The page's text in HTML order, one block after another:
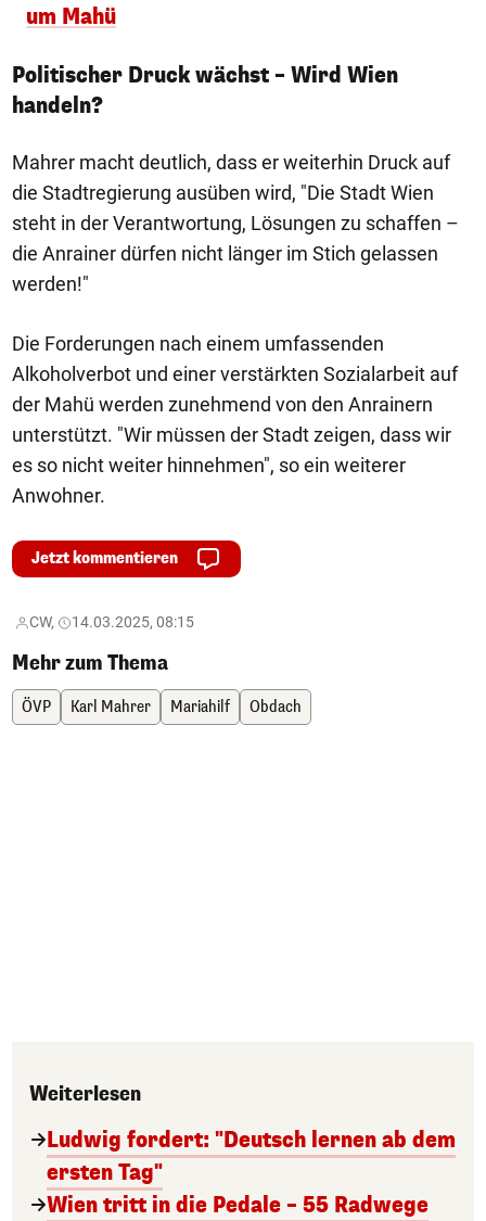
um Mahü
Politischer Druck wächst – Wird Wien
handeln?
Mahrer macht deutlich, dass er weiterhin Druck auf
die Stadtregierung ausüben wird, "Die Stadt Wien
steht in der Verantwortung, Lösungen zu schaffen –
die Anrainer dürfen nicht länger im Stich gelassen
werden!"
Die Forderungen nach einem umfassenden
Alkoholverbot und einer verstärkten Sozialarbeit auf
der Mahü werden zunehmend von den Anrainern
unterstützt. "Wir müssen der Stadt zeigen, dass wir
es so nicht weiter hinnehmen", so ein weiterer
Anwohner.
Jetzt kommentieren
CW, 14.03.2025, 08:15
Mehr zum Thema
ÖVP Karl Mahrer Mariahilf Obdach
Weiterlesen
Ludwig fordert: "Deutsch lernen ab dem
ersten Tag"
Wien tritt in die Pedale – 55 Radwege